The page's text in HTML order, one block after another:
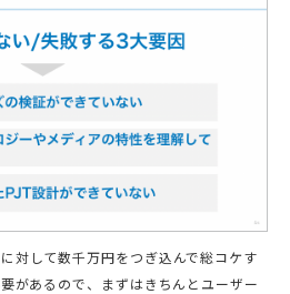
対して数千万円をつぎ込んで総コケす
があるので、まずはきちんとユーザー